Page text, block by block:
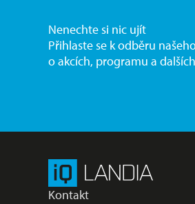
Nenechte si nic ujít
Přihlaste se k odběru
o akcích, programu a
Kontakt